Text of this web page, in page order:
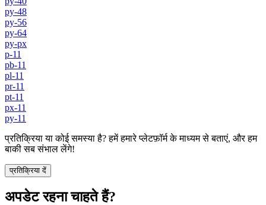
py-48
py-56
py-64
py-px
p-11
pb-11
pl-11
pr-11
pt-11
px-11
py-11
प्रतिक्रिया या कोई समस्या है? हमें हमारे प्लेटफ़ॉर्म के माध्यम से बताएं, और हम
बाकी सब संभाल लेंगे!
प्रतिक्रिया दें
अपडेट रहना चाहते हैं?